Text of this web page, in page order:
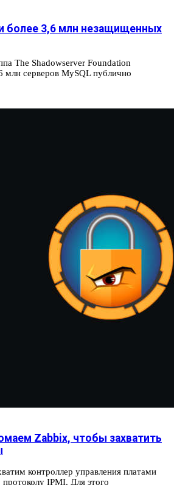
более 3,6 млн незащищенных
The Shadowserver Foundation
млн серверов MySQL публично
Zabbix, чтобы захватить
контроллер управления платами
IPMI. Для этого